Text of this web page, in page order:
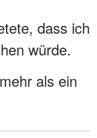
dass ich
würde.
als ein